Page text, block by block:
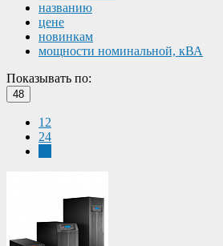
названию
цене
новинкам
мощности номинальной, кВА
Показывать по:
48
12
24